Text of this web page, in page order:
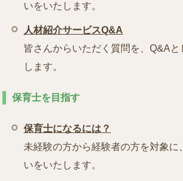
いをいたします。
人材紹介サービスQ&A
皆さんからいただく質問を、Q&Aと
します。
保育士を目指す
保育士になるには？
未経験の方から経験者の方を対象に
いをいたします。